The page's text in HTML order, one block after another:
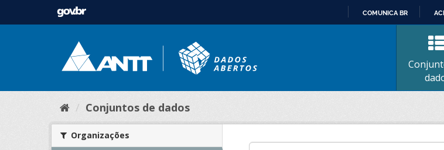
CONTEÚDO
COMUNICA BR
Conjuntos de dados
Organizações